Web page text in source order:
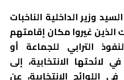
وزير الداخلية الناخبات
الذين غيروا مكان إقامتهم
الترابي للجماعة أو
لائحتها الانتخابية، إلى
اللوائح الانتخابية، عن